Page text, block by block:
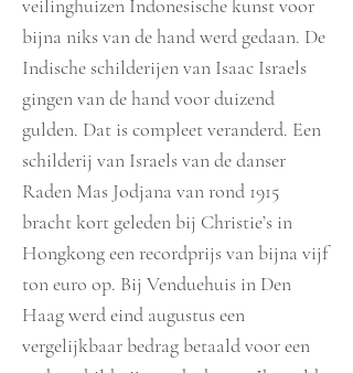
veilinghuizen Indonesische kunst voor
bijna niks van de hand werd gedaan. De
Indische schilderijen van Isaac Israels
gingen van de hand voor duizend
gulden. Dat is compleet veranderd. Een
schilderij van Israels van de danser
Raden Mas Jodjana van rond 1915
bracht kort geleden bij Christie’s in
Hongkong een recordprijs van bijna vijf
ton euro op. Bij Venduehuis in Den
Haag werd eind augustus een
vergelijkbaar bedrag betaald voor een